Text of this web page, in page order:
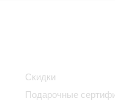
Скидки
Подарочные